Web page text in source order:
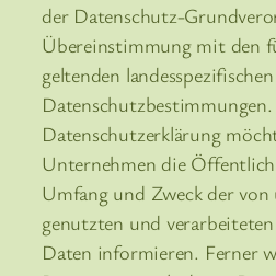
der Datenschutz-
Übereinstimmung mit den
geltenden landesspezifischen
Datenschutzerklärung
Unternehmen die
Umfang und Zweck der von
genutzten und
Daten informieren. Ferner